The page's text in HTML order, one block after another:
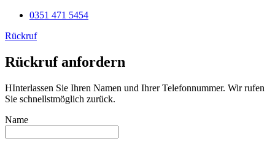
0351 471 5454
Rückruf
Rückruf anfordern
HInterlassen Sie Ihren Namen und Ihrer Telefonnummer. Wir rufen
Sie schnellstmöglich zurück.
Name